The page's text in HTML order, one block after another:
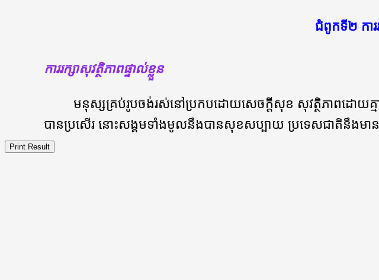
ជំពូកទី២ ការរ
ការរក្សាសុវត្ថិភាពផ្ទាល់ខ្លួន
មនុស្សគ្រប់រូបចង់រស់នៅប្រកបដោយសេចក្តីសុខ សុវត្ថិភាពដោយគ្មាន
បានប្រសើរ នោះសង្គមទាំងមូលនឹងបានសុខសប្បាយ ប្រទេសជាតិនឹងមាន
Print Result